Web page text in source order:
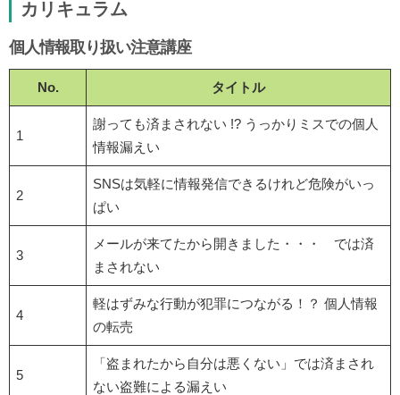
カリキュラム
個人情報取り扱い注意講座
No. タイトル
1
謝っても済まされない !? うっかりミスでの個人
情報漏えい
2
SNSは気軽に情報発信できるけれど危険がいっ
ぱい
3
メールが来てたから開きました・・・ では済
まされない
4
軽はずみな行動が犯罪につながる！？ 個人情報
の転売
5
「盗まれたから自分は悪くない」では済まされ
ない盗難による漏えい